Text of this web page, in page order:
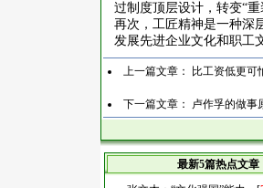
过制度顶层设计，转变“
再次，工匠精神是一种深
发展先进企业文化和职工
上一篇文章： 比工资低更可
下一篇文章： 卢作孚的做事
最新5篇热点文章